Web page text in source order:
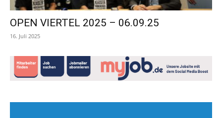
OPEN VIERTEL 2025 – 06.09.25
16. Juli 2025